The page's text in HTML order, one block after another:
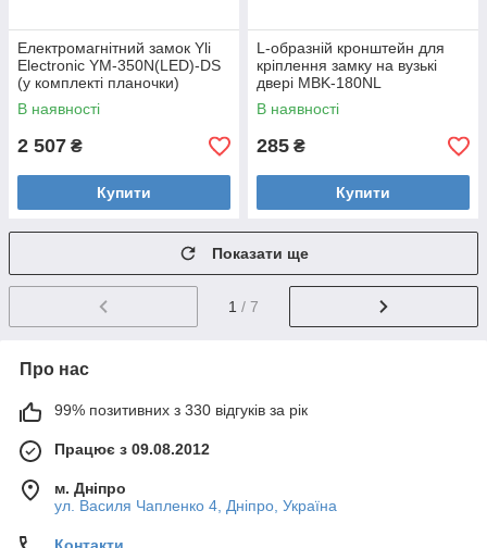
Електромагнітний замок Yli
Electronic YM-350N(LED)-DS
(у комплекті планочки)
В наявності
2 507 ₴
Купити
L-образній кронштейн для
кріплення замку на вузькі
двері MBK-180NL
В наявності
285 ₴
Купити
Показати ще
1 / 7
Про нас
99% позитивних з 330 відгуків за рік
Працює з 09.08.2012
м. Дніпро
ул. Василя Чапленко 4, Дніпро, Україна